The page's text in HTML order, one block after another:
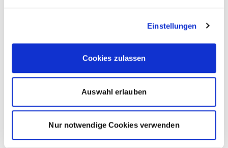
Einstellungen
Cookies zulassen
Auswahl erlauben
Nur notwendige Cookies verwenden